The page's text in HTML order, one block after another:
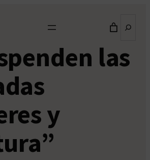
las
y